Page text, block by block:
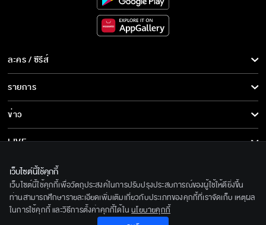
ละคร / ซีรีส์
ละคร/ซีรีส์
ซีรีส์นานาชาติ
การ์ตูน & เกม
รายการ
รายการทั้งหมด
ข่าว
ข่าวทั้งหมด
ข่าวประชาสัมพันธ์
LIVE
เกี่ยวกับเรา
BEC World
รู้จักเรา
ติดตามเราได้ที่
เว็บไซต์นี้ใช้คุกกี้
เว็บไซต์นี้ใช้คุกกี้เพื่อวัตถุประสงค์ในการปรับปรุงประสบการณ์ของผู้ใช้ให้ดียิ่งขึ้น
ท่านสามารถศึกษารายละเอียดเพิ่มเติมเกี่ยวกับประเภทของคุกกี้ที่เราจัดเก็บ เหตุผล
ในการใช้คุกกี้ และวิธีการตั้งค่าคุกกี้ได้ใน นโยบายคุกกี้